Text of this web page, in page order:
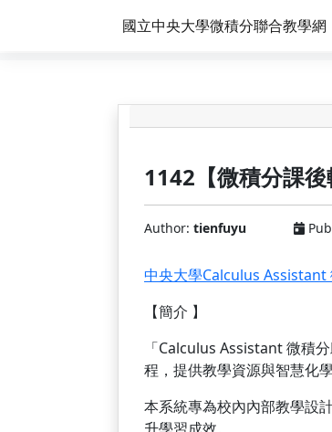
國立中央大學微積分聯合教學網
1142【微積分課
Author: tienfuyu
中央大學Calculus Assistant
【簡介 】
「Calculus Assistant 微積
程，提供教學資源與智慧化學
本系統專為校內內部教學設